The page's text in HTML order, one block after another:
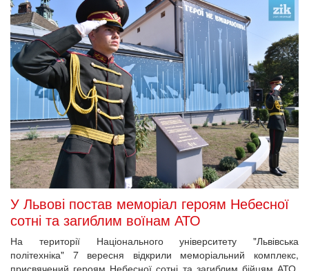
Тепер тільки копії. "Ікон революції" більше
немає
Революційні портрети трьох класиків української літератури
разом із цитатами за минулі чотири роки розійшлися
незліченними копіями на одязі, в буклетах і сувенірах. Після
всього цього студія інтер'єрів "Емпоріум" прибрала оригінали зі
свого екстер'єру на Грушевського, 4 у вересні 2017 року.
2017-09-05 11:30